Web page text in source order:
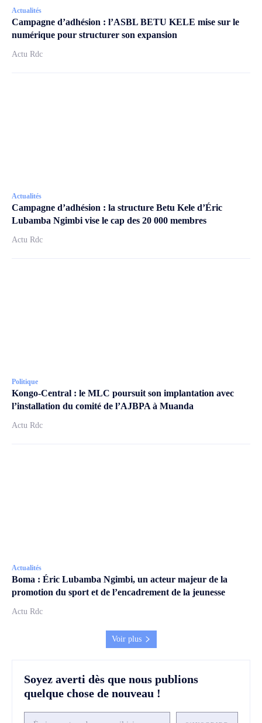
Actualités
Campagne d’adhésion : l’ASBL BETU KELE mise sur le
numérique pour structurer son expansion
Actu Rdc
Actualités
Campagne d’adhésion : la structure Betu Kele d’Éric
Lubamba Ngimbi vise le cap des 20 000 membres
Actu Rdc
Politique
Kongo-Central : le MLC poursuit son implantation avec
l’installation du comité de l’AJBPA à Muanda
Actu Rdc
Actualités
Boma : Éric Lubamba Ngimbi, un acteur majeur de la
promotion du sport et de l’encadrement de la jeunesse
Actu Rdc
Voir plus
Soyez averti dès que nous publions
quelque chose de nouveau !